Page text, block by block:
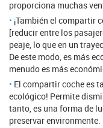
proporciona muchas
¡También el compartir
[reducir entre los
peaje, lo que en un
De este modo, es más
menudo es más
El compartir coche es
ecológico! Permite
tanto, es una forma de
preservar environmente.